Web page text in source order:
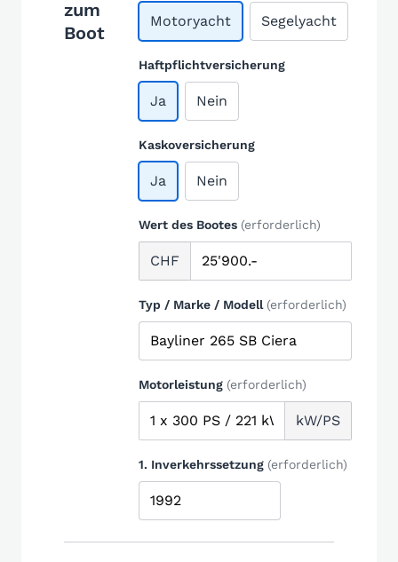
zum
Boot
Motoryacht Segelyacht
Haftpflichtversicherung
Ja Nein
Kaskoversicherung
Ja Nein
Wert des Bootes (erforderlich)
CHF
Typ / Marke / Modell (erforderlich)
Motorleistung (erforderlich)
kW/PS
1. Inverkehrssetzung (erforderlich)